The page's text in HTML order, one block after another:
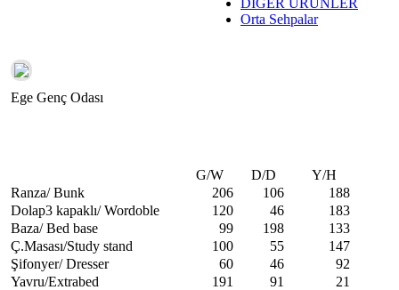
DİĞER ÜRÜNLER
Orta Sehpalar
Ege Genç Odası
G/W D/D
Y/H
Ranza/ Bunk
206 106
188
Dolap3 kapaklı/ Wordoble
120 46
183
Baza/ Bed base
99 198
133
Ç.Masası/Study stand
100 55
147
Şifonyer/ Dresser
60 46
92
Yavru/Extrabed
191 91 21